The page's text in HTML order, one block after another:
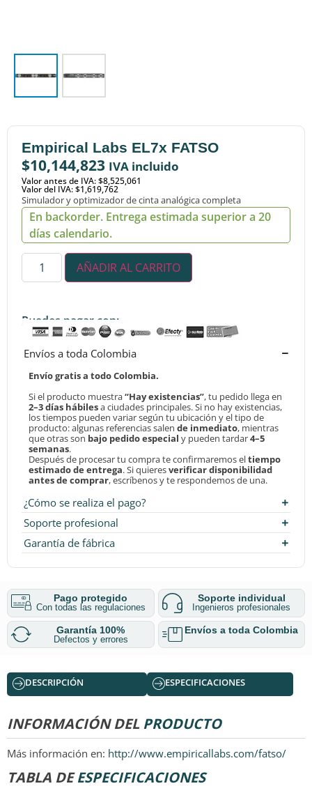
Empirical Labs EL7x FATSO
$10,144,823 IVA incluido
Valor antes de IVA: $8,525,061
Valor del IVA: $1,619,762
Simulador y optimizador de cinta analógica completa
En backorder. Entrega estimada superior a 20
días calendario.
AÑADIR AL CARRITO
Puedes pagar con:
Envíos a toda Colombia
Envío gratis a todo Colombia.
Si el producto muestra“Hay existencias”, tu pedido llega en
2–3 días hábilesa ciudades principales. Si no hay existencias,
los tiempos pueden variar según tu ubicación y el tipo de
producto: algunas referencias salen de inmediato, mientras
que otras son bajo pedido especial y pueden tardar4–5
semanas.
Después de procesar tu compra te confirmaremos eltiempo
estimado de entrega. Si quieresverificar disponibilidad
antes de comprar, escríbenos y te respondemos de una.
¿Cómo se realiza el pago?
Soporte profesional
Garantía de fábrica
Pago protegido
Con todas las regulaciones
Soporte individual
Ingenieros profesionales
Garantía 100%
Defectos y errores
Envíos a toda Colombia
DESCRIPCIÓN ESPECIFICACIONES
INFORMACIÓN DEL PRODUCTO
Más información en: http://www.empiricallabs.com/fatso/
TABLA DEESPECIFICACIONES